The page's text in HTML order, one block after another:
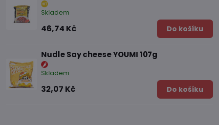
Skladem
46,74 Kč Do košíku
Nudle Say cheese YOUMI 107g
Skladem
32,07 Kč Do košíku